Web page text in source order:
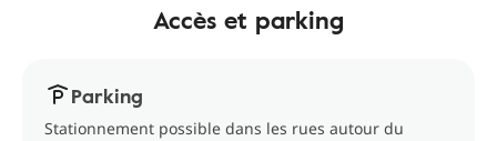
Accès et parking
Parking
Stationnement possible dans les rues autour du